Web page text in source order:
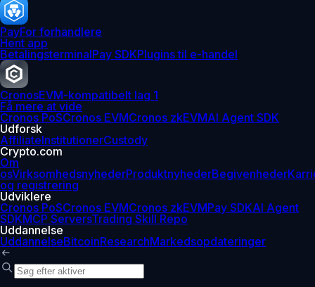
PayFor forhandlere
Hent app
BetalingsterminalPay SDKPlugins til e-handel
CronosEVM-kompatibelt lag 1
Få mere at vide
Cronos PoSCronos EVMCronos zkEVMAI Agent SDK
Udforsk
AffiliateInstitutionerCustody
Crypto.com
Om
osVirksomhedsnyhederProduktnyhederBegivenheder
og registrering
Udviklere
Cronos PoSCronos EVMCronos zkEVMPay SDKAI Agent
SDKMCP ServersTrading Skill Repo
Uddannelse
UddannelseBitcoinResearchMarkedsopdateringer